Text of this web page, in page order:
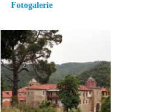
Fotogalerie